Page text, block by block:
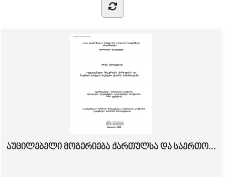
აუცილებელი მოგერიება ქართულსა და საერთო...